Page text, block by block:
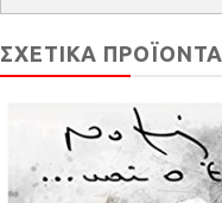
ΣΧΕΤΙΚΆ ΠΡΟΪΌΝΤΑ